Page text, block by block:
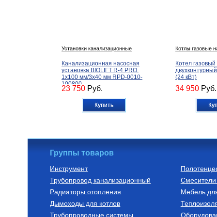
Установки канализационные
Канализационная насосная
установка BIOLIFT R-4 PRO,
1х100 мм/3х40 мм RPD-0010-
100800
23 750 Руб.
Купить
Котлы газовые
Котел
(24 кВт)
34 950 Руб.
Автоматика для насосов
Частотный преобразователь
2200 Вт FIL-10 2,2 кВт
Котлы газовые
Котел
Группы товаров
Инструмент
Трубопровод канализационный
Радиаторы отопления
Дымоходы для котлов
Трубопроводные системы
Смесители
Мебель